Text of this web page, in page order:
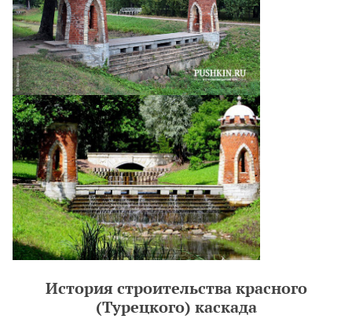
История строительства красного
(Турецкого) каскада